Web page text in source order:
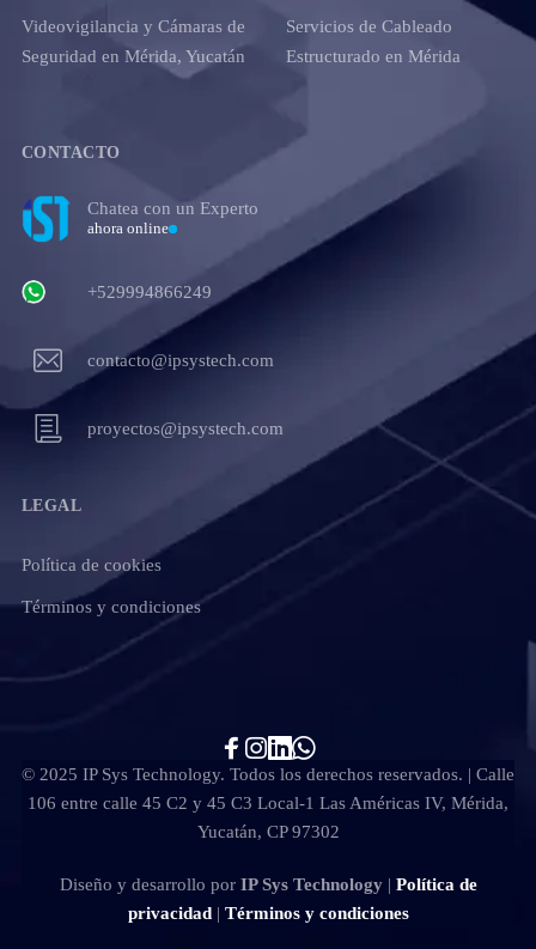
Videovigilancia y Cámaras de
Seguridad en Mérida, Yucatán
Servicios de Cableado
Estructurado en Mérida
CONTACTO
Chatea con un Experto
ahora online
+529994866249
contacto@ipsystech.com
proyectos@ipsystech.com
LEGAL
Política de cookies
Términos y condiciones
© 2025 IP Sys Technology. Todos los derechos reservados. | Calle
106 entre calle 45 C2 y 45 C3 Local-1 Las Américas IV, Mérida,
Yucatán, CP 97302
Diseño y desarrollo por IP Sys Technology| Política de
privacidad| Términos y condiciones